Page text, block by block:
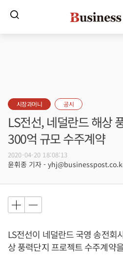
시장과머니 공시
LS전선, 네덜란드 해상
300억 규모 수주계약
2020-04-20 18:08:13
윤휘종 기자 -
LS전선이 네덜란드 국영 송전회
상 풍력단지 프로젝트 수주계약